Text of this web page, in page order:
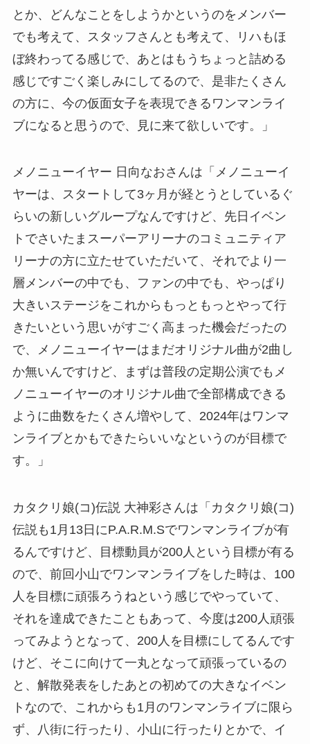
とか、どんなことをしようかというのをメンバー
でも考えて、スタッフさんとも考えて、リハもほ
ぼ終わってる感じで、あとはもうちょっと詰める
感じですごく楽しみにしてるので、是非たくさん
の方に、今の仮面女子を表現できるワンマンライ
ブになると思うので、見に来て欲しいです。」
メノニューイヤー 日向なおさんは「メノニューイ
ヤーは、スタートして3ヶ月が経とうとしているぐ
らいの新しいグループなんですけど、先日イベン
トでさいたまスーパーアリーナのコミュニティア
リーナの方に立たせていただいて、それでより一
層メンバーの中でも、ファンの中でも、やっぱり
大きいステージをこれからもっともっとやって行
きたいという思いがすごく高まった機会だったの
で、メノニューイヤーはまだオリジナル曲が2曲し
か無いんですけど、まずは普段の定期公演でもメ
ノニューイヤーのオリジナル曲で全部構成できる
ように曲数をたくさん増やして、2024年はワンマ
ンライブとかもできたらいいなというのが目標で
す。」
カタクリ娘(コ)伝説 大神彩さんは「カタクリ娘(コ)
伝説も1月13日にP.A.R.M.Sでワンマンライブが有
るんですけど、目標動員が200人という目標が有る
ので、前回小山でワンマンライブをした時は、100
人を目標に頑張ろうねという感じでやっていて、
それを達成できたこともあって、今度は200人頑張
ってみようとなって、200人を目標にしてるんです
けど、そこに向けて一丸となって頑張っているの
と、解散発表をしたあとの初めての大きなイベン
トなので、これからも1月のワンマンライブに限ら
ず、八街に行ったり、小山に行ったりとかで、イ